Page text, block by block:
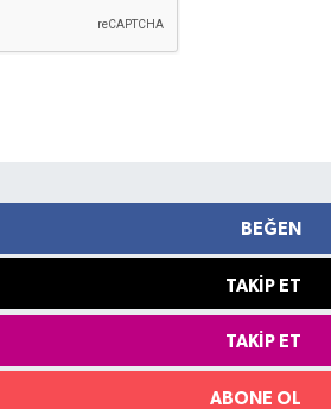
BEĞEN
TAKIP ET
TAKIP ET
ABONE OL